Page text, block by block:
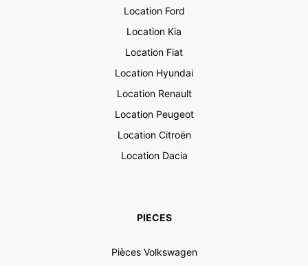
Location Ford
Location Kia
Location Fiat
Location Hyundai
Location Renault
Location Peugeot
Location Citroën
Location Dacia
PIECES
Pièces Volkswagen